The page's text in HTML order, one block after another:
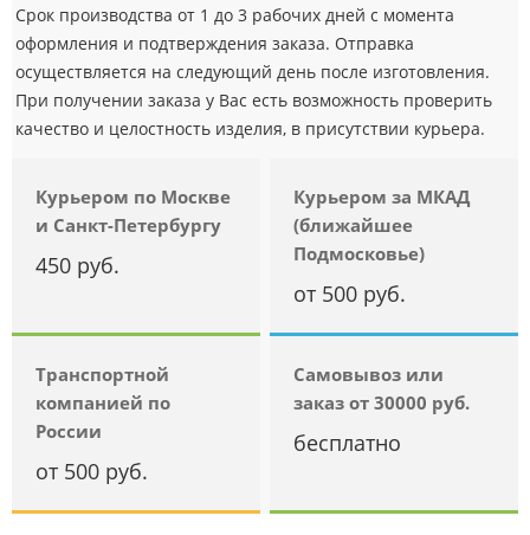
Срок производства от 1 до 3 рабочих дней с момента
оформления и подтверждения заказа. Отправка
осуществляется на следующий день после изготовления.
При получении заказа у Вас есть возможность проверить
качество и целостность изделия, в присутствии курьера.
Курьером по Москве
и Санкт-Петербургу
450 руб.
Курьером за МКАД
(ближайшее
Подмосковье)
от 500 руб.
Транспортной
компанией по
России
от 500 руб.
Самовывоз или
заказ от 30000 руб.
бесплатно